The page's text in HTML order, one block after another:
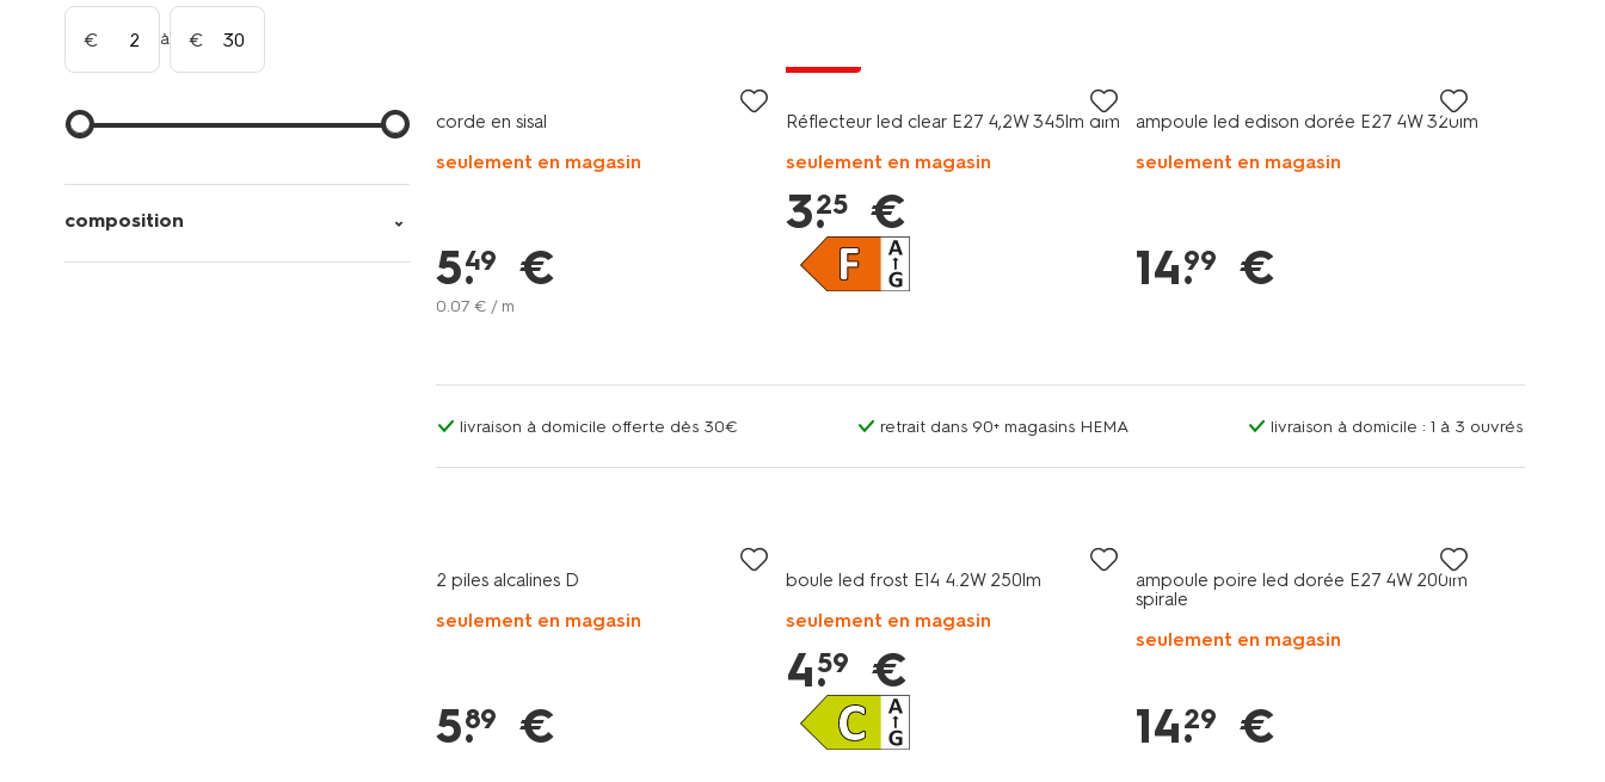
à
composition
corde en sisal
seulement en magasin
5.
49 €
0.07€ / m
Réflecteur led clear E27 4,2W 345lm dim
seulement en magasin
3.
25 €
ampoule led edison dorée E27 4W 320lm
seulement en magasin
14.
99 €
livraison à domicile offerte dès 30€ retrait dans 90+ magasins HEMA livraison à domicile : 1 à 3 ouvrés
2 piles alcalines D
seulement en magasin
5.
89 €
boule led frost E14 4.2W 250lm
seulement en magasin
4.
59 €
ampoule poire led dorée E27 4W 200lm
spirale
seulement en magasin
14.
29 €